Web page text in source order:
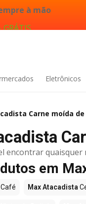
à mão
Eletrônicos
Carne moída
encontrar
em
Café Max Atacadista